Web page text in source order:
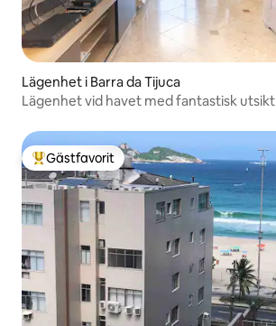
Lägenhet i Barra da Tijuca
Lägenhet vid havet med fantastisk utsikt
Populär gästfavorit
Gästfavorit